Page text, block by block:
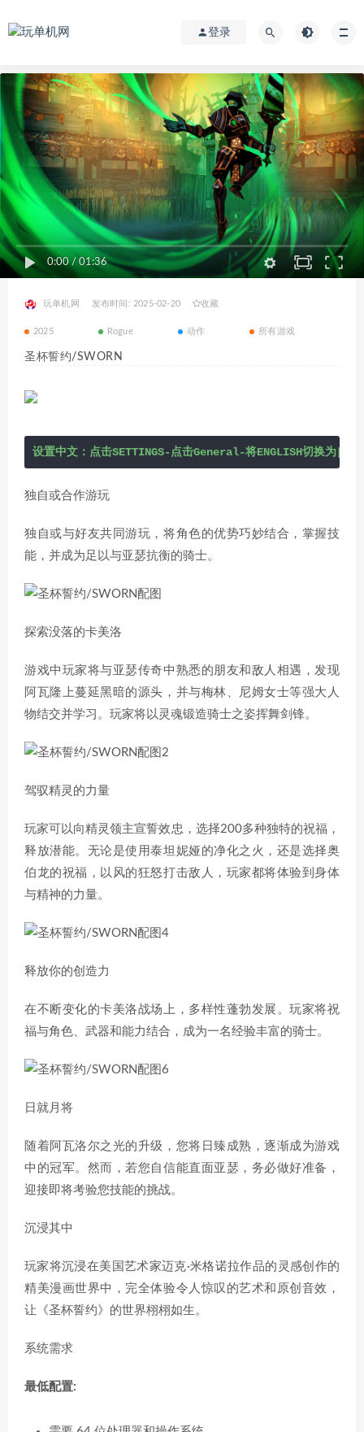
登录
0:00/ 01:36
玩单机网 发布时间: 2025-02-20 收藏
2025 Rogue 动作 所有游戏
圣杯誓约/SWORN
设置中文：点击SETTINGS-点击General-将ENGLISH切换为[简
独自或合作游玩
独自或与好友共同游玩，将角色的优势巧妙结合，掌握技
能，并成为足以与亚瑟抗衡的骑士。
探索没落的卡美洛
游戏中玩家将与亚瑟传奇中熟悉的朋友和敌人相遇，发现
阿瓦隆上蔓延黑暗的源头，并与梅林、尼姆女士等强大人
物结交并学习。玩家将以灵魂锻造骑士之姿挥舞剑锋。
驾驭精灵的力量
玩家可以向精灵领主宣誓效忠，选择200多种独特的祝福，
释放潜能。无论是使用泰坦妮娅的净化之火，还是选择奥
伯龙的祝福，以风的狂怒打击敌人，玩家都将体验到身体
与精神的力量。
释放你的创造力
在不断变化的卡美洛战场上，多样性蓬勃发展。玩家将祝
福与角色、武器和能力结合，成为一名经验丰富的骑士。
日就月将
随着阿瓦洛尔之光的升级，您将日臻成熟，逐渐成为游戏
中的冠军。然而，若您自信能直面亚瑟，务必做好准备，
迎接即将考验您技能的挑战。
沉浸其中
玩家将沉浸在美国艺术家迈克·米格诺拉作品的灵感创作的
精美漫画世界中，完全体验令人惊叹的艺术和原创音效，
让《圣杯誓约》的世界栩栩如生。
系统需求
最低配置: